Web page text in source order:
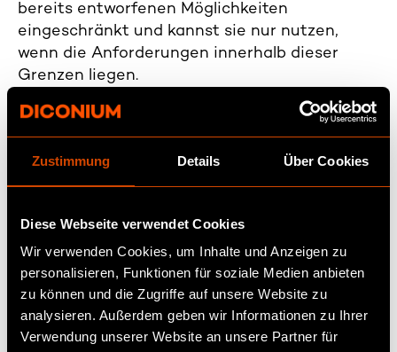
Zustimmung Details Über Cookies
Diese Webseite verwendet Cookies
Wir verwenden Cookies, um Inhalte und Anzeigen zu
personalisieren, Funktionen für soziale Medien anbieten
zu können und die Zugriffe auf unsere Website zu
analysieren. Außerdem geben wir Informationen zu Ihrer
Verwendung unserer Website an unsere Partner für
bereits entworfenen Möglichkeiten
eingeschränkt und kannst sie nur nutzen,
wenn die Anforderungen innerhalb dieser
Grenzen liegen.
Wenn du jedoch maßgefertigte Möbel mit
einzigartigen Designs und Größen benötigst,
beauftragst du einen Schreiner, der sie nach
deinen Spezifikationen baut. Ähnlich verhält
über das hinausgehen, was deklarative
Werkzeuge bieten. In diesem Fall greifst du
auf benutzerdefinierten Code zurück. Mit
Code bist du nicht auf vorgegebene Optionen
beschränkt und kannst genau das erstellen,
was dein Unternehmen benötigt, selbst wenn